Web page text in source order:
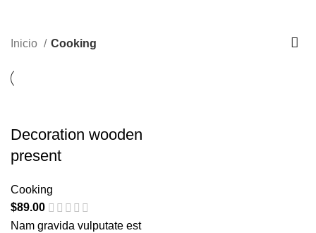
Categorías
Inicio Cooking
Decoration wooden
present
Cooking
$89.00
Nam gravida vulputate est